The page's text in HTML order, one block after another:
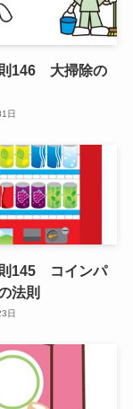
146 大掃除の
日
145 コインパ
法則
日